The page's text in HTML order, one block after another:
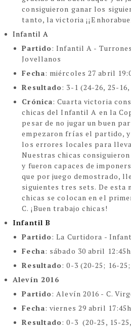
consiguieron ganar los
tanto, la victoria
Infantil A
Partido: Infantil A -
Jovellanos
Fecha: miércoles 27 abril
Resultado: 3-1 (24-26, 25-
Crónica:Cuarta victoria
chicas del Infantil A en la
pesar de no jugar un buen
empezaron frías el partido,
los errores locales para
Nuestras chicas
y fueron capaces de
que por juego demostrado,
siguientes tres sets. De esta
chicas se colocan en el
C. ¡Buen trabajo chicas!
Infantil B
Partido: La Curtidora -
Fecha: sábado 30 abril 12:45h
Resultado: 0-3 (20-25; 16-
Alevín 2016
Partido: Alevín 2016 - C.
Fecha: viernes 29 abril 17:45h
Resultado: 0-3 (20-25, 15-